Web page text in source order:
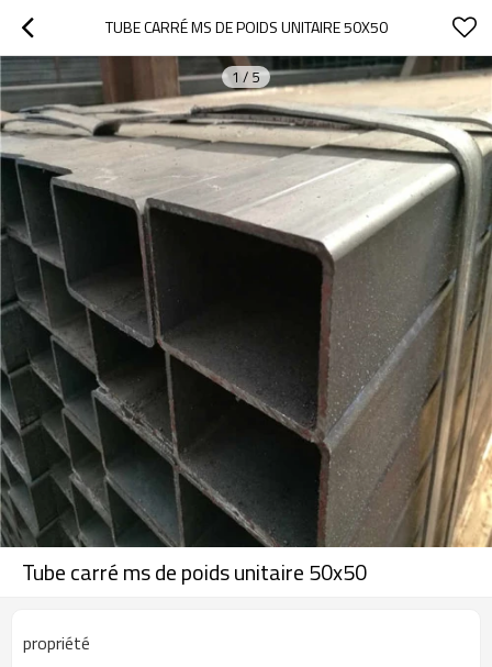
TUBE CARRÉ MS DE POIDS UNITAIRE 50X50
1 / 5
Tube carré ms de poids unitaire 50x50
propriété